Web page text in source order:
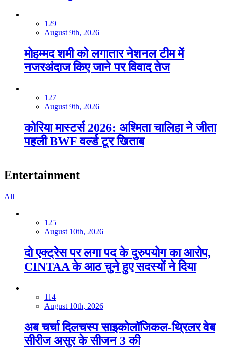
129
August 9th, 2026
मोहम्मद शमी को लगातार नेशनल टीम में
नजरअंदाज किए जाने पर विवाद तेज
127
August 9th, 2026
कोरिया मास्टर्स 2026: अश्मिता चालिहा ने जीता
पहली BWF वर्ल्ड टूर खिताब
Entertainment
All
125
August 10th, 2026
दो एक्ट्रेस पर लगा पद के दुरुपयोग का आरोप,
CINTAA के आठ चुने हुए सदस्यों ने द‍िया
114
August 10th, 2026
अब चर्चा दिलचस्‍प साइकोलॉजिकल-थ्र‍िलर वेब
सीरीज असुर के सीजन 3 की